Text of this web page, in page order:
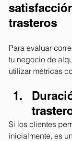
trasteros
Para evaluar
tu negocio de
utilizar métricas
Si los clientes
inicialmente, es